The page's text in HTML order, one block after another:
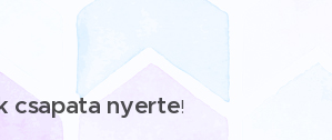
csapata nyerte!